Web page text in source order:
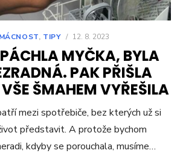
, TIPY / 12. 8. 2023
MYČKA, BYLA
PAK PŘIŠLA
ŠMAHEM VYŘEŠILA
mezi spotřebiče, bez kterých už si
představit. A protože bychom
kdyby se porouchala, musíme…